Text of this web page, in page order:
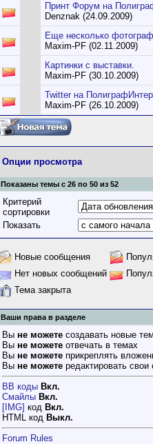
Принт Форум на
Denznak (24.09.2009)
Еще несколько
Maxim-PF (02.11.2009)
Картинки с выставки.
Maxim-PF (30.10.2009)
Twitter на
Maxim-PF (26.10.2009)
Опции просмотра
Показаны темы с 26 по 50 из 52
Критерий
сортировки
Показать
Новые сообщения
Нет новых сообщений
Тема закрыта
Ваши права в разделе
Вы не можете создавать новые
Вы не можете отвечать в темах
Вы не можете прикреплять
Вы не можете редактировать
BB коды Вкл.
Смайлы Вкл.
[IMG] код Вкл.
HTML код Выкл.
Forum Rules